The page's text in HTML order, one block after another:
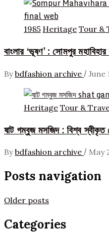
1985 Heritage Tour &
বাংলার ‘ভূষণ’ : সোমপুর
By bdfashion archive / June
Heritage Tour &
ষাট গম্বুজ মসজিদ : বিশ্ব স্বীকৃত
By bdfashion archive / May
Posts navigation
Older posts
Categories